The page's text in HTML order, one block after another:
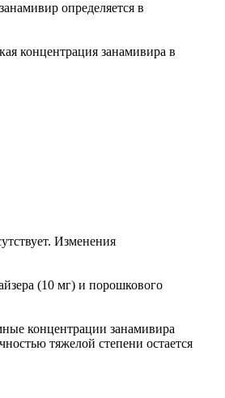
определяется в
концентрация занамивира в
Изменения
(10 мг) и порошкового
концентрации занамивира
тяжелой степени остается